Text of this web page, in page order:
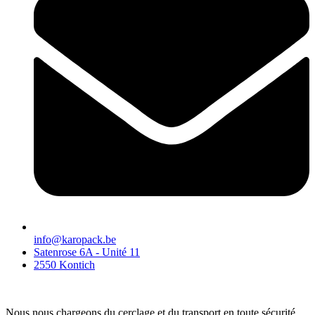
info@karopack.be
Satenrose 6A - Unité 11
2550 Kontich